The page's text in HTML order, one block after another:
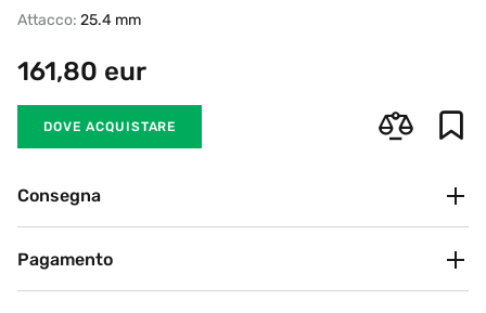
Attacco: 25.4 mm
161,80 eur
DOVE ACQUISTARE
Consegna
Gratuito
BRT, DHL, Poste Italiane
Pagamento